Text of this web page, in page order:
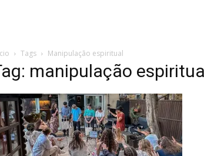
Tags Manipulação espiritual
manipulação